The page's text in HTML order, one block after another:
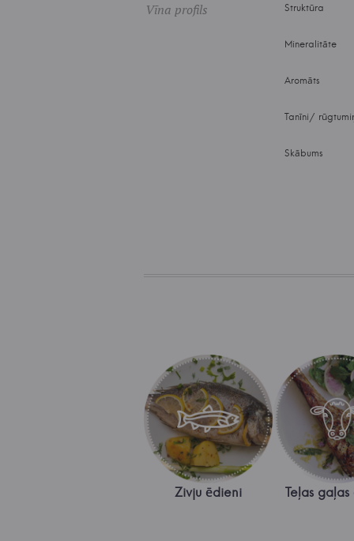
Vīna profils Struktūra
Mineralitāte
Aromāts
Tanīni/
Skābums
Zivju ēdieni Teļas